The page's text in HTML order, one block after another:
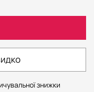
знижки